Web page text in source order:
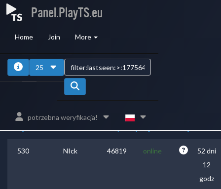
Panel.PlayTS.eu
Home Join More
25
potrzebna weryfikacja!
ID
Ostatnie
530 NIck 46819 online
52 dni
12
godz